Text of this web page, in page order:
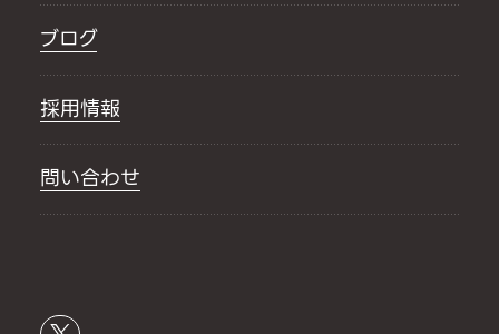
ブログ
採用情報
問い合わせ